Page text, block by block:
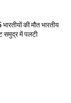
की मौत भारतीय
समुद्र में पलटी